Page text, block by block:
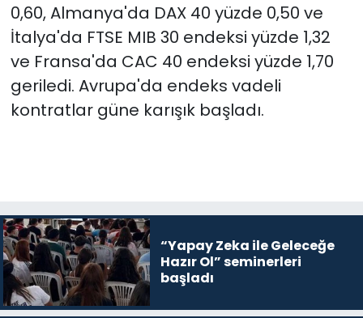
0,60, Almanya'da DAX 40 yüzde 0,50 ve
İtalya'da FTSE MIB 30 endeksi yüzde 1,32
ve Fransa'da CAC 40 endeksi yüzde 1,70
geriledi. Avrupa'da endeks vadeli
kontratlar güne karışık başladı.
“Yapay Zeka ile Geleceğe
Hazır Ol” seminerleri
başladı